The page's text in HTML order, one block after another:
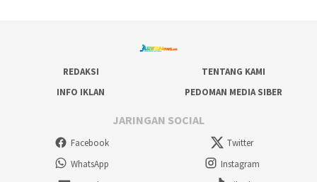
REDAKSI
TENTANG KAMI
INFO IKLAN
PEDOMAN MEDIA SIBER
JARINGAN SOCIAL
Facebook
Twitter
WhatsApp
Instagram